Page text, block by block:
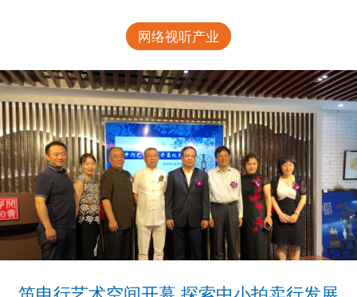
网络视听产业